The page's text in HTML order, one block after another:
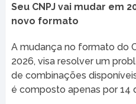
Seu CNPJ vai mudar em
novo formato
A mudança no formato do
2026, visa resolver um
de combinações
é composto apenas por 14